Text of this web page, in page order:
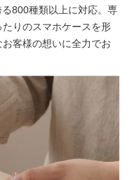
800種類以上に対応。専
りのスマホケースを形
客様の想いに全力でお